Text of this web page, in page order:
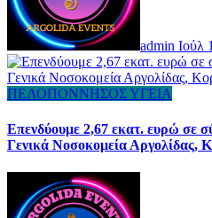
admin Ιούλ
ΠΕΛΟΠΟΝΝΗΣΟΣΥΓΕΙΑ
Επενδύουμε 2,67 εκατ. ευρώ σε
Γενικά Νοσοκομεία Αργολίδας,